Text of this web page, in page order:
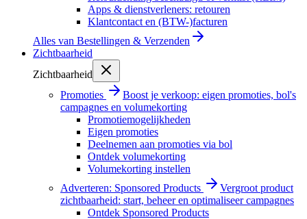
Apps & dienstverleners: retouren
Klantcontact en (BTW-)facturen
Alles van Bestellingen & Verzenden
Zichtbaarheid
Zichtbaarheid
Promoties
Boost je verkoop: eigen promoties, bol's
campagnes en volumekorting
Promotiemogelijkheden
Eigen promoties
Deelnemen aan promoties via bol
Ontdek volumekorting
Volumekorting instellen
Adverteren: Sponsored Products
Vergroot product
zichtbaarheid: start, beheer en optimaliseer campagnes
Ontdek Sponsored Products